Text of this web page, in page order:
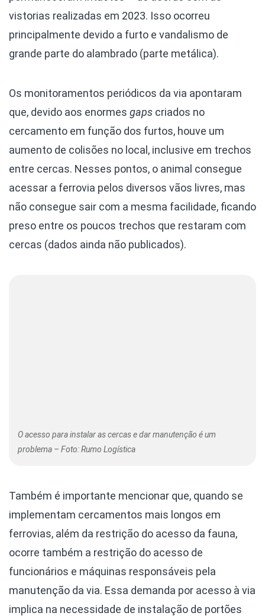
vistorias realizadas em 2023. Isso ocorreu
principalmente devido a furto e vandalismo de
grande parte do alambrado (parte metálica).
Os monitoramentos periódicos da via apontaram
que, devido aos enormes gaps criados no
cercamento em função dos furtos, houve um
aumento de colisões no local, inclusive em trechos
entre cercas. Nesses pontos, o animal consegue
acessar a ferrovia pelos diversos vãos livres, mas
não consegue sair com a mesma facilidade, ficando
preso entre os poucos trechos que restaram com
cercas (dados ainda não publicados).
O acesso para instalar as cercas e dar manutenção é um
problema – Foto: Rumo Logística
Também é importante mencionar que, quando se
implementam cercamentos mais longos em
ferrovias, além da restrição do acesso da fauna,
ocorre também a restrição do acesso de
funcionários e máquinas responsáveis pela
manutenção da via. Essa demanda por acesso à via
implica na necessidade de instalação de portões